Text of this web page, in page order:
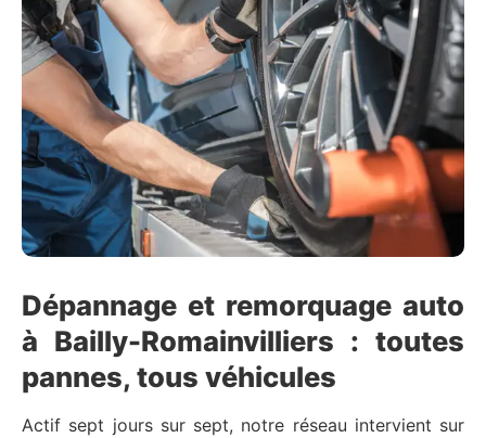
Dépannage et remorquage auto
à Bailly-Romainvilliers : toutes
pannes, tous véhicules
Actif sept jours sur sept, notre réseau intervient sur